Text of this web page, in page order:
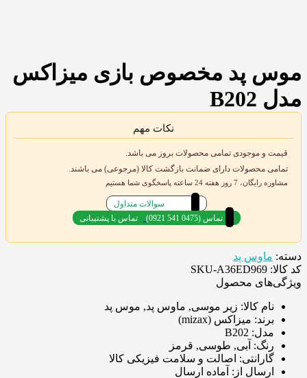
موس پد مخصوص بازی میزاکس
مدل B202
نکات مهم
قیمت و موجودی تمامی محصولات بروز می باشد.
تمامی محصولات دارای ضمانت بازگشت کالا (مرجوعی) می باشند.
مشاوره رایگان، 7 روز هفته 24 ساعته پاسخگوی شما هستیم
سوالات متداول
(0921 541 0475) تماس
تماس با پشتیبانی
دسته: ماوس پد
کد کالا: SKU-A36ED969
ویژگی‌های محصول
نام کالا: زیر موسی, ماوس پد, موس پد
برند: میزاکس (mizax)
مدل: B202
رنگ: آبی, طوسی, قرمز
گارانتی: اصالت و سلامت فیزیکی کالا
ارسال از: آماده ارسال